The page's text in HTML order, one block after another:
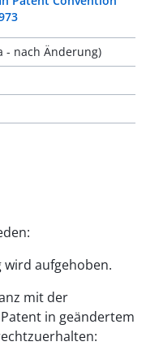
- nach Änderung)
wird aufgehoben.
mit der
in geändertem